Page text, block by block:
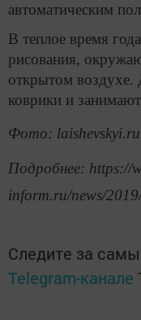
автоматическим
В теплое время
рисования,
открытом воздухе.
коврики и
Фото: laishevskyi.ru
Подробнее: https://
inform.ru/news/
Следите за
Telegram-канале